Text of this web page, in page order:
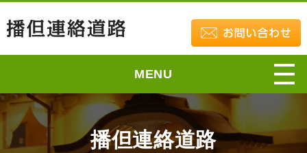
MENU
播但連絡道路